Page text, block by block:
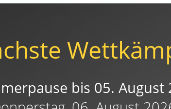
bis 05. August